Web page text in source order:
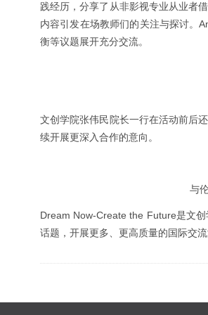
践经历，分享了从非影视专业从业者
内容引发在场教师们的关注与探讨。
衡等议题展开充分交流。
文创学院张伟民院长一行在活动前后
续开展更深入合作的意向。
与
Dream Now-Create the Future是文
话题，开展更多、更高质量的国际交流